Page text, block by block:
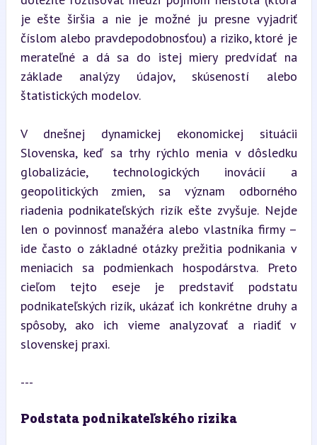
je ešte širšia a nie je možné ju presne vyjadriť
číslom alebo pravdepodobnosťou) a riziko, ktoré je
merateľné a dá sa do istej miery predvídať na
základe analýzy údajov, skúseností alebo
štatistických modelov.
V dnešnej dynamickej ekonomickej situácii
Slovenska, keď sa trhy rýchlo menia v dôsledku
globalizácie, technologických inovácií a
geopolitických zmien, sa význam odborného
riadenia podnikateľských rizík ešte zvyšuje. Nejde
len o povinnosť manažéra alebo vlastníka firmy –
ide často o základné otázky prežitia podnikania v
meniacich sa podmienkach hospodárstva. Preto
cieľom tejto eseje je predstaviť podstatu
podnikateľských rizík, ukázať ich konkrétne druhy a
spôsoby, ako ich vieme analyzovať a riadiť v
slovenskej praxi.
---
Podstata podnikateľského rizika